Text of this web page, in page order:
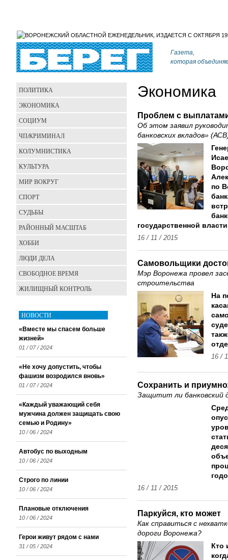
Газета,
которая
Экономика
Проблем с
Об этом заявил
банковских вкладов»
по
государственной
16 / 11 / 2015
Самовольщики
Мэр Воронежа провел
строительства
На
16 /
Сохранить и
Защитит ли банковский
16 / 11 / 2015
Паркуйся, кто может
Как справиться с
дороги Воронежа?
Кто
ПОЛИТИКА
ЭКОНОМИКА
СОЦИУМ
ЧП/КРИМИНАЛ
КОЛУМНИСТИКА
КУЛЬТУРА
МИР ВОКРУГ
СПОРТ
СУДЬБЫ
РАЙОННЫЙ МАСШТАБ
ХОББИ
ЛЮДИ ДЕЛА
СВОБОДНОЕ ВРЕМЯ
ЖИЛИЩНЫЙ КОНТРОЛЬ
НОВОСТИ
«Вместе мы спасем больше
жизней»
01 / 07 / 2024
«Не хочу допустить, чтобы
фашизм возродился вновь»
01 / 07 / 2024
«Каждый уважающий себя
мужчина должен защищать свою
семью и Родину»
10 / 06 / 2024
Автобус по выходным
10 / 06 / 2024
Строго по линии
10 / 06 / 2024
Плановые отключения
10 / 06 / 2024
Герои живут рядом с нами
31 / 05 / 2024